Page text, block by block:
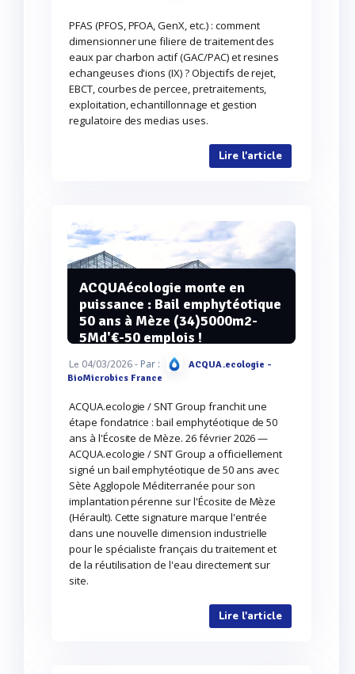
PFAS (PFOS, PFOA, GenX, etc.) : comment
dimensionner une filiere de traitement des
eaux par charbon actif (GAC/PAC) et resines
echangeuses d'ions (IX) ? Objectifs de rejet,
EBCT, courbes de percee, pretraitements,
exploitation, echantillonnage et gestion
regulatoire des medias uses.
Lire l'article
ACQUAécologie monte en
puissance : Bail emphytéotique
50 ans à Mèze (34)5000m2-
5Md'€-50 emplois !
Le 04/03/2026- Par :
ACQUA.ecologie -
BioMicrobics France
ACQUA.ecologie / SNT Group franchit une
étape fondatrice : bail emphytéotique de 50
ans à l'Écosite de Mèze. 26 février 2026 —
ACQUA.ecologie / SNT Group a officiellement
signé un bail emphytéotique de 50 ans avec
Sète Agglopole Méditerranée pour son
implantation pérenne sur l'Écosite de Mèze
(Hérault). Cette signature marque l'entrée
dans une nouvelle dimension industrielle
pour le spécialiste français du traitement et
de la réutilisation de l'eau directement sur
site.
Lire l'article